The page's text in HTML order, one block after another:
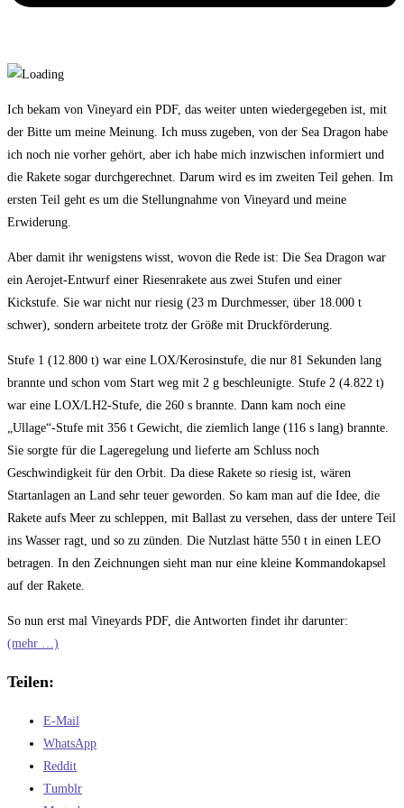
Ich bekam von Vineyard ein PDF, das weiter unten wiedergegeben ist, mit
der Bitte um meine Meinung. Ich muss zugeben, von der Sea Dragon habe
ich noch nie vorher gehört, aber ich habe mich inzwischen informiert und
die Rakete sogar durchgerechnet. Darum wird es im zweiten Teil gehen. Im
ersten Teil geht es um die Stellungnahme von Vineyard und meine
Erwiderung.
Aber damit ihr wenigstens wisst, wovon die Rede ist: Die Sea Dragon war
ein Aerojet-Entwurf einer Riesenrakete aus zwei Stufen und einer
Kickstufe. Sie war nicht nur riesig (23 m Durchmesser, über 18.000 t
schwer), sondern arbeitete trotz der Größe mit Druckförderung.
Stufe 1 (12.800 t) war eine LOX/Kerosinstufe, die nur 81 Sekunden lang
brannte und schon vom Start weg mit 2 g beschleunigte. Stufe 2 (4.822 t)
war eine LOX/LH2-Stufe, die 260 s brannte. Dann kam noch eine
„Ullage“-Stufe mit 356 t Gewicht, die ziemlich lange (116 s lang) brannte.
Sie sorgte für die Lageregelung und lieferte am Schluss noch
Geschwindigkeit für den Orbit. Da diese Rakete so riesig ist, wären
Startanlagen an Land sehr teuer geworden. So kam man auf die Idee, die
Rakete aufs Meer zu schleppen, mit Ballast zu versehen, dass der untere Teil
ins Wasser ragt, und so zu zünden. Die Nutzlast hätte 550 t in einen LEO
betragen. In den Zeichnungen sieht man nur eine kleine Kommandokapsel
auf der Rakete.
So nun erst mal Vineyards PDF, die Antworten findet ihr darunter:
(mehr …)
Teilen:
E-Mail
WhatsApp
Reddit
Tumblr